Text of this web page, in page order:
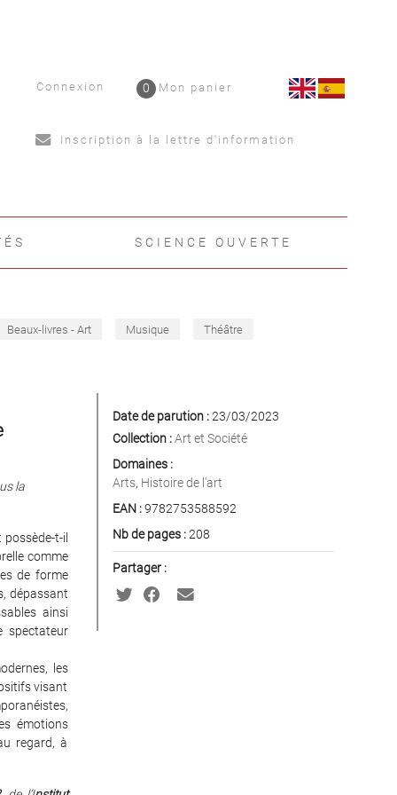
Connexion Mon panier
0
Inscription à la lettre d'information
SCIENCE OUVERTE
Beaux-livres - Art Musique Théâtre
la
t-il
comme
de forme
dépassant
ainsi
spectateur
les
visant
émotions
regard, à
Date de parution :23/03/2023
Collection : Art et Société
Domaines :
Arts, Histoire de l'art
EAN :9782753588592
Nb de pages :208
Partager :